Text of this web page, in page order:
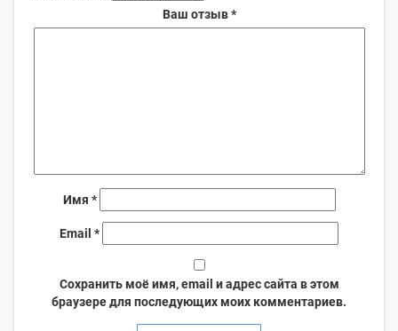
Ваш отзыв*
Имя *
Email *
Сохранить моё имя, email и адрес сайта в этом
браузере для последующих моих комментариев.